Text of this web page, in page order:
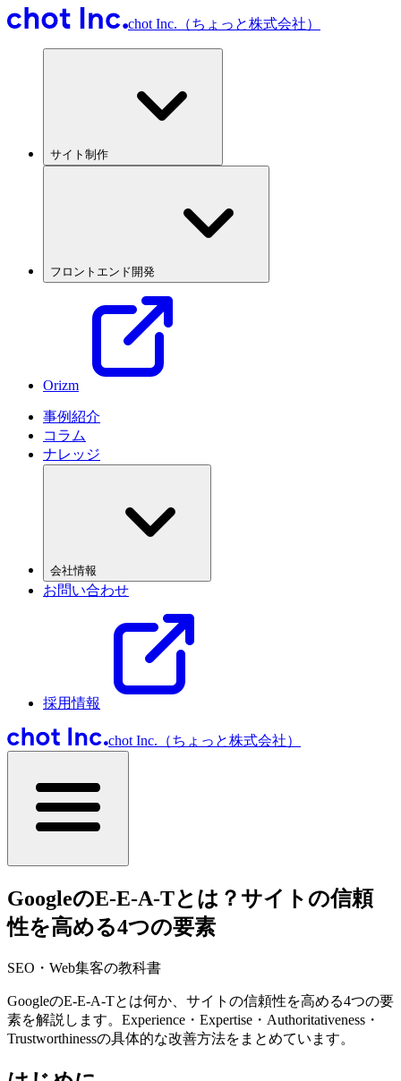
chot Inc.（ちょっと株式会社）
サイト制作
フロントエンド開発
Orizm
事例紹介
コラム
ナレッジ
会社情報
お問い合わせ
採用情報
chot Inc.（ちょっと株式会社）
GoogleのE-E-A-Tとは？サイトの信頼
性を高める4つの要素
SEO・Web集客の教科書
GoogleのE-E-A-Tとは何か、サイトの信頼性を高める4つの要
素を解説します。Experience・Expertise・Authoritativeness・
Trustworthinessの具体的な改善方法をまとめています。